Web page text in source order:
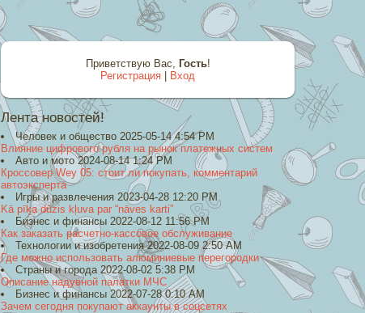
Приветствую Вас, Гость!
Регистрация
Вход
Лента новостей!
Человек и общество 2025-05-14 4:54 PM
Влияние цифрового рубля на рынок платежных систем
Авто и мото 2024-08-14 1:24 PM
Кроссовер Wey 05: стоит ли покупать, комментарий
автоэксперта
Игры и развлечения 2023-04-28 12:20 PM
Kā pīķa dūzis kļuva par “nāves karti”
Бизнес и финансы 2022-08-12 11:56 PM
Как заказать расчетно-кассовое обслуживание
Технологии и изобретения 2022-08-09 2:50 AM
Где можно использовать алюминиевые перегородки
Страны и города 2022-08-02 5:38 PM
Описание надувной палатки МЧС
Бизнес и финансы 2022-07-28 0:10 AM
Зачем сегодня покупают аккаунты в соцсетях